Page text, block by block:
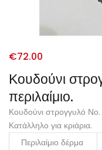
Κουδούνι
περιλαίμιο.
€72.00
Κουδούνι στρογγυλό Νο.
Κατάλληλο για κριάρια.
Περιλαίμιο δέρμα